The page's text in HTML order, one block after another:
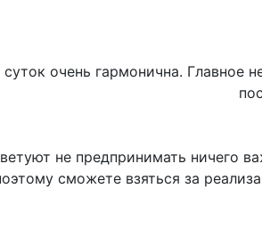
суток очень гармонична.
не предпринимать ничего
сможете взяться за